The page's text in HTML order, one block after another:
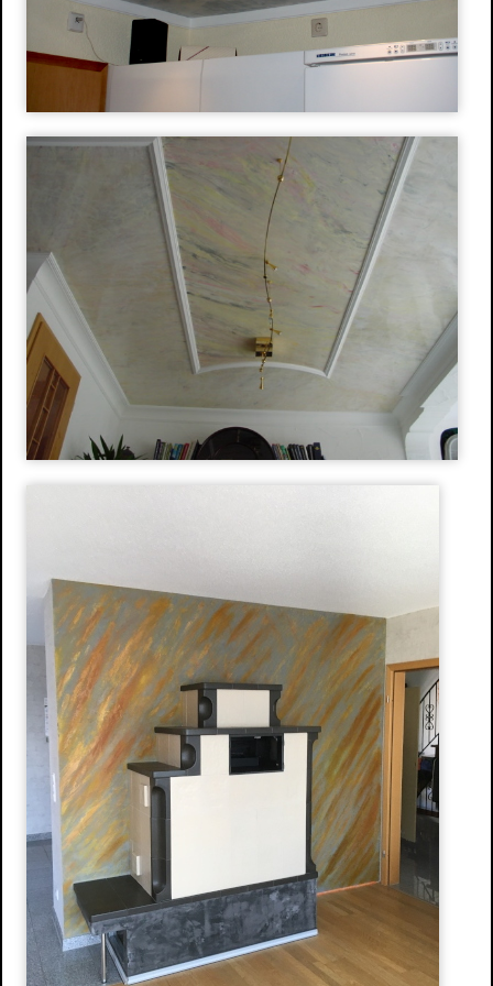
Wasserschaden- sanierung
Reinigungsarbeiten
Schimmelpilze
Stuckarbeiten
Dekorative Oberflächen
Stuckgesims
Stuckleisten
Stuck-Rosetten
Natursteine
Referenzen
Hausnummern
Neue Ideen
Wissenswertes
Energetische Sanierung
Förderprogramme
Richtiges Lüften
Aussenanlage / Sockel-Wandanschluss
Kontakt
Anfahrtsweg
Impressum
Datenschutz